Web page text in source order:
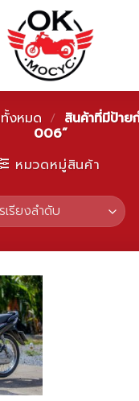
งหมด / สินค้าที่มีป้าย
006”
หมวดหมู่สินค้า